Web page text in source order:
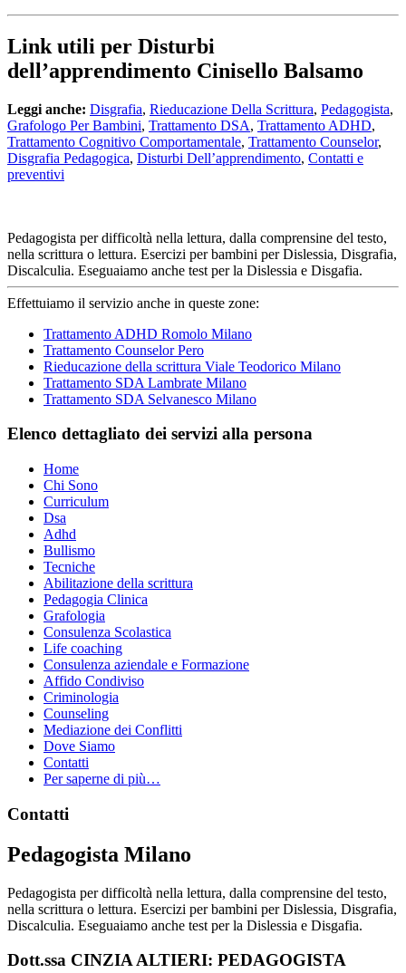
Link utili per Disturbi
dell’apprendimento Cinisello Balsamo
Leggi anche: Disgrafia, Rieducazione Della Scrittura, Pedagogista,
Grafologo Per Bambini, Trattamento DSA, Trattamento ADHD,
Trattamento Cognitivo Comportamentale, Trattamento Counselor,
Disgrafia Pedagogica, Disturbi Dell’apprendimento, Contatti e
preventivi
Pedagogista per difficoltà nella lettura, dalla comprensine del testo,
nella scrittura o lettura. Esercizi per bambini per Dislessia, Disgrafia,
Discalculia. Eseguaiamo anche test per la Dislessia e Disgafia.
Effettuiamo il servizio anche in queste zone:
Trattamento ADHD Romolo Milano
Trattamento Counselor Pero
Rieducazione della scrittura Viale Teodorico Milano
Trattamento SDA Lambrate Milano
Trattamento SDA Selvanesco Milano
Elenco dettagliato dei servizi alla persona
Home
Chi Sono
Curriculum
Dsa
Adhd
Bullismo
Tecniche
Abilitazione della scrittura
Pedagogia Clinica
Grafologia
Consulenza Scolastica
Life coaching
Consulenza aziendale e Formazione
Affido Condiviso
Criminologia
Counseling
Mediazione dei Conflitti
Dove Siamo
Contatti
Per saperne di più…
Footer
Contatti
Pedagogista Milano
Pedagogista per difficoltà nella lettura, dalla comprensine del testo,
nella scrittura o lettura. Esercizi per bambini per Dislessia, Disgrafia,
Discalculia. Eseguaiamo anche test per la Dislessia e Disgafia.
Dott.ssa CINZIA ALTIERI: PEDAGOGISTA